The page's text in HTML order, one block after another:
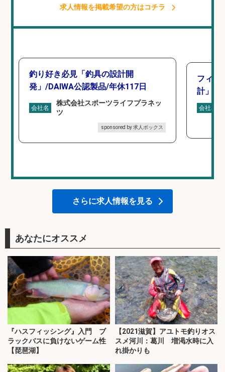
求人情報を掲載希望の方はコチラ
釣り好き必見「釣具の設計開
発」/DAIWA公認製品/年休117日
会社名
株式会社スポーツライフプラネッ
ツ
sponsored by 求人ボックス
フィッ
計」
会社名
さらに求人情報を見る
あなたにオススメ
『ハスフィッシング』入門 ブ
ラックバスに負けないゲーム性
【琵琶湖】
【2021滋賀】アユトモ釣りオス
スメ河川：葛川 増渇水時に入
れ掛かりも